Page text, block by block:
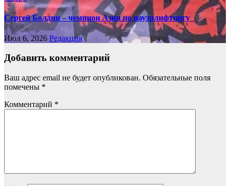
Сергей Болдин – чемпион Азии по пауэрлифтингу
Июл 6, 2026 Редакция
Добавить комментарий
Ваш адрес email не будет опубликован. Обязательные поля
помечены *
Комментарий *